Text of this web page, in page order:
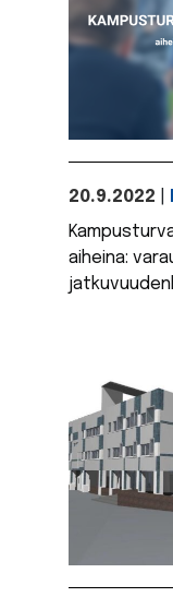
20.9.2022
aiheina: